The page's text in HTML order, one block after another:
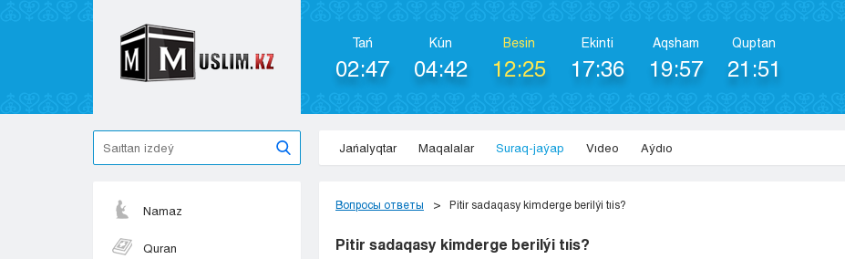
Tań
02:47
Kún
04:42
Besіn
12:25
Ekіntі
17:36
Aqsham
19:57
Quptan
21:51
Jańalyqtar Maqalalar Suraq-jaýap Vıdeo Aýdıo
Namaz
Quran
Вопросы ответы Pitir sadaqasy kimderge berilýi tıis?
Pitir sadaqasy kimderge berilýi tıis?